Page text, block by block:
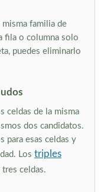
misma familia de
fila o columna solo
puedes eliminarlo
celdas de la misma
dos candidatos.
para esas celdas y
Los triples
celdas.